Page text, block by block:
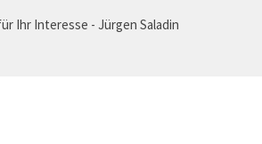
Ihr Interesse - Jürgen Saladin